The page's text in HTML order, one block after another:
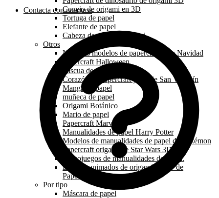
Contacta con nosotrosConejo de origami en 3D
Tortuga de papel
Elefante de papel
Cabeza de animal de pared
Otros
Nuestros modelos de papercraft para Navidad
Papercraft Halloween
Pascua de papel
Corazón de papercraft y día de San Valentín
Manga de papel
muñeca de papel
Origami Botánico
Mario de papel
Papercraft Marvel
Manualidades de papel Harry Potter
Modelos de manualidades de papel de Pokémon
Papercraft origami de Star Wars 3D
Videojuegos de manualidades de papel.
Dibujos animados de origami en 3D de
Papercraft
Por tipo
Máscara de papel